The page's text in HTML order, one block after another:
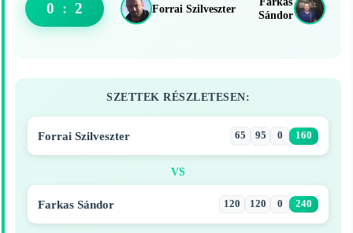
Forrai Szilveszter
0 : 2
Sándor
SZETTEK RÉSZLETESEN:
Forrai Szilveszter 65 95 0 160
VS
Farkas Sándor 120 120 0 240